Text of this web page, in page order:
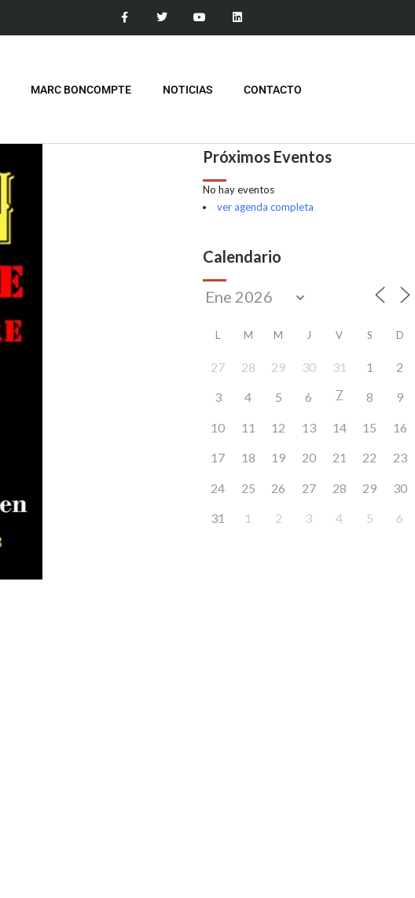
MARC BONCOMPTE NOTICIAS CONTACTO
Próximos Eventos
No hay eventos
ver agenda completa
Calendario
L M M J V S D
27 28 29 30 31 1 2
3 4 5 6 7 8 9
10 11 12 13 14 15 16
17 18 19 20 21 22 23
24 25 26 27 28 29 30
31 1 2 3 4 5 6